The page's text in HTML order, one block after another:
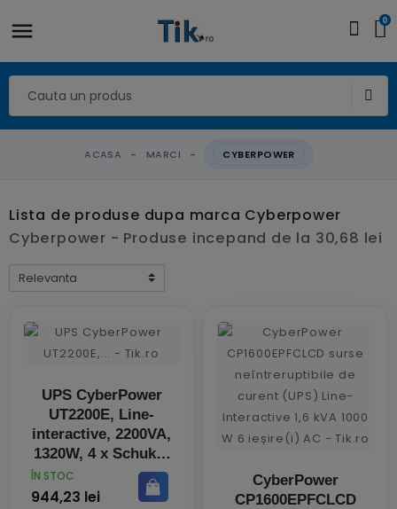
0
ACASA MARCI CYBERPOWER
Lista de produse dupa marca Cyberpower
Cyberpower - Produse incepand de la 30,68 lei
UPS CyberPower
UT2200E, Line-
interactive, 2200VA,
1320W, 4 x Schuko,
protectie
supraincarcare,
PRET
ÎN STOC
944,23 lei
CyberPower
CP1600EPFCLCD